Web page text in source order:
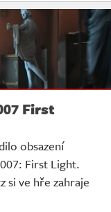
First
obsazení
First Light.
si ve hře zahraje